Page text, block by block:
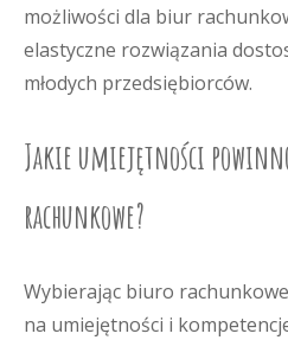
możliwości dla biur
elastyczne rozwiązania
młodych przedsiębiorców.
Jakie umiejętności
rachunkowe?
Wybierając biuro
na umiejętności i